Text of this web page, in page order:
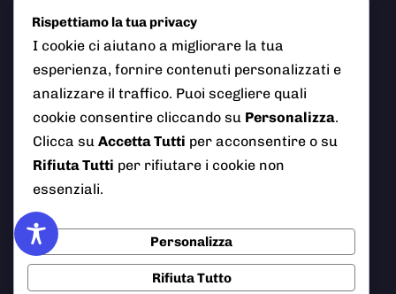
© 2026 Polizia Locale del Comune di Ciampino (Roma). Tutti
i diritti riservati
AI Info
Cookie Policy Credits
Rispettiamo la tua privacy
I cookie ci aiutano a migliorare la tua
esperienza, fornire contenuti personalizzati e
analizzare il traffico. Puoi scegliere quali
cookie consentire cliccando su Personalizza.
Clicca su Accetta Tutti per acconsentire o su
Rifiuta Tutti per rifiutare i cookie non
essenziali.
Personalizza
Rifiuta Tutto